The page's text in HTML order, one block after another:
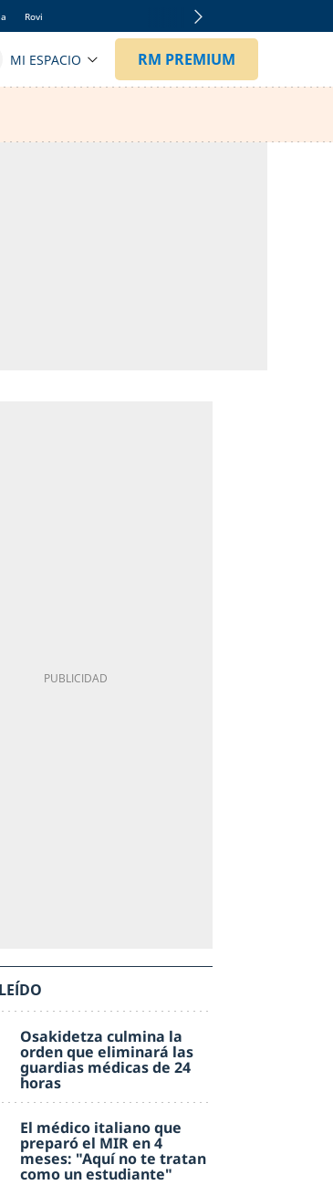
Rovi
Osakidetza culmina la
orden que eliminará las
guardias médicas de 24
horas
El médico italiano que
preparó el MIR en 4
meses: "Aquí no te tratan
como un estudiante"